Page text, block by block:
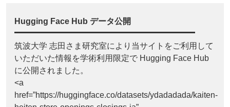
Hugging Face Hub データ公開
筑波大学 志田さま研究室により当サイトをご利用して
いただいた情報を学術利用限定で Hugging Face Hub
に公開されました。
<a
href=”https://huggingface.co/datasets/ydadadada/kaiten-